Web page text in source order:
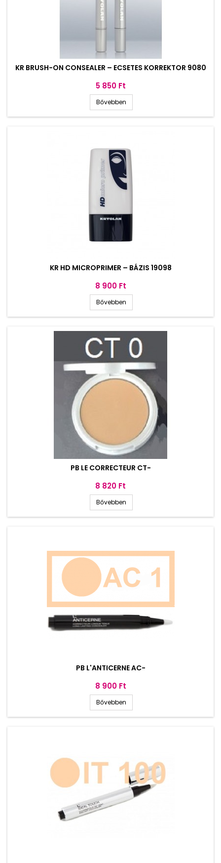
KR BRUSH-ON CONSEALER – ECSETES KORREKTOR 9080
Ár
5 850 Ft
Bővebben
KR HD MICROPRIMER – BÁZIS 19098
Ár
8 900 Ft
Bővebben
PB LE CORRECTEUR CT-
Ár
8 820 Ft
Bővebben
PB L'ANTICERNE AC-
Ár
8 900 Ft
Bővebben